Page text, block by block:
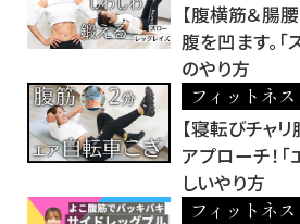
【腹横筋＆腸
腹を凹ます。「
のやり方
フィットネス
【寝転びチャ
アプローチ！
しいやり方
フィットネス